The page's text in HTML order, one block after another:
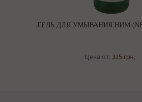
ГЕЛЬ ДЛЯ УМЫВАНИЯ НИМ
Цена от: 315 грн.